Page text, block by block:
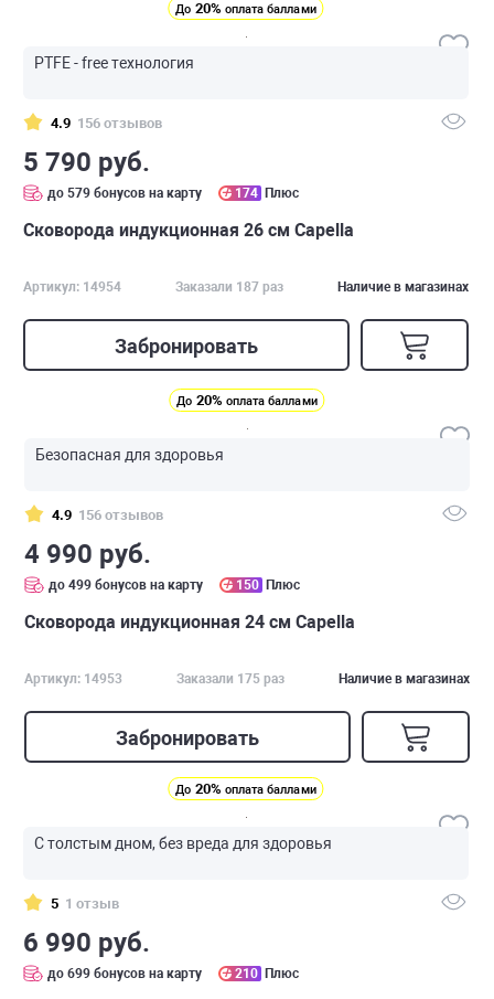
До 20% оплата баллами
PTFE - free технология
4.9 156 отзывов
5 790 руб.
до 579 бонусов на карту 174 Плюс
Сковорода индукционная 26 см Capella
Артикул: 14954 Заказали 187 раз Наличие в магазинах
Забронировать
До 20% оплата баллами
Безопасная для здоровья
4.9 156 отзывов
4 990 руб.
до 499 бонусов на карту 150 Плюс
Сковорода индукционная 24 см Capella
Артикул: 14953 Заказали 175 раз Наличие в магазинах
Забронировать
До 20% оплата баллами
С толстым дном, без вреда для здоровья
5 1 отзыв
6 990 руб.
до 699 бонусов на карту 210 Плюс